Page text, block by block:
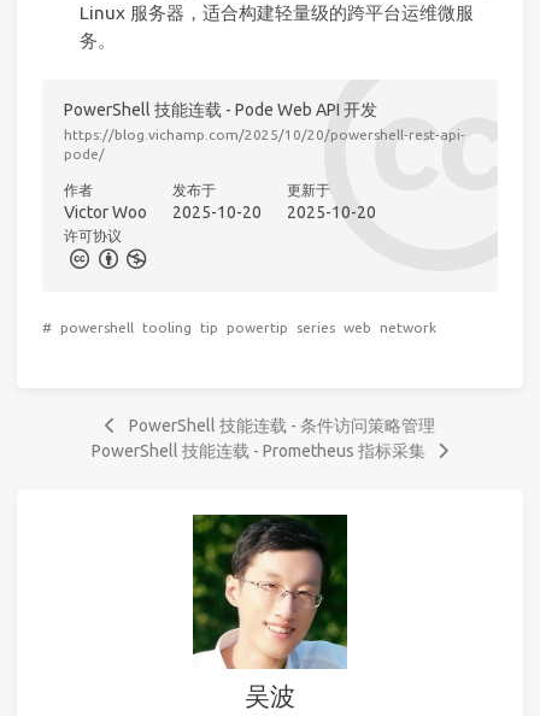
Linux 服务器，适合构建轻量级的跨平台运维微服
务。
PowerShell 技能连载 - Pode Web API 开发
https://blog.vichamp.com/2025/10/20/powershell-rest-api-
pode/
作者
Victor Woo
发布于
2025-10-20
更新于
2025-10-20
许可协议
# powershell tooling tip powertip series web network
PowerShell 技能连载 - 条件访问策略管理
PowerShell 技能连载 - Prometheus 指标采集
吴波